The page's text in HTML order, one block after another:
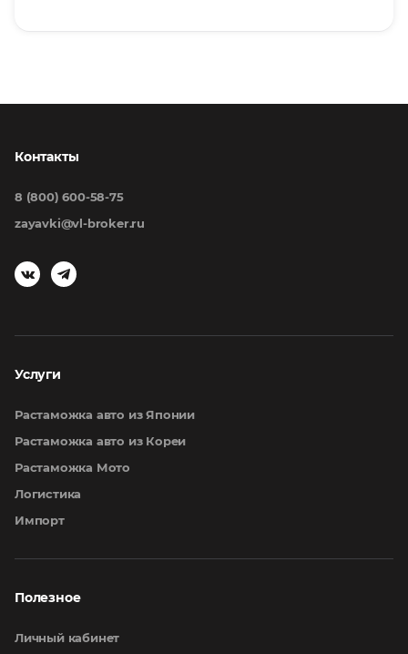
Услуги
Растаможка авто из Японии
Растаможка авто из Кореи
Растаможка Мото
Логистика
Импорт
Полезное
Личный кабинет
Контакты
8 (800) 600-58-75
zayavki@vl-broker.ru